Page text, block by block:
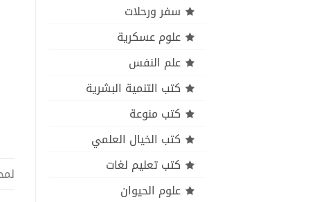
سفر ورحلات
علوم عسكرية
علم النفس
كتب التنمية البشرية
كتب منوعة
كتب الخيال العلمي
كتب تعليم لغات
علوم الحيوان